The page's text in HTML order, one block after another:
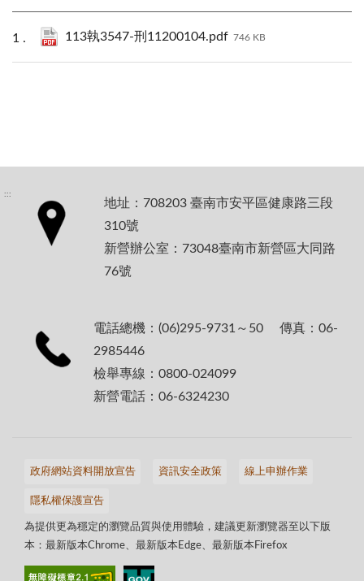
113執3547-刑11200104.pdf 746 KB
:::
地址：708203 臺南市安平區健康路三段
310號
新營辦公室：73048臺南市新營區大同路
76號
電話總機：(06)295-9731～50 傳真：06-
2985446
檢舉專線：0800-024099
新營電話：06-6324230
政府網站資料開放宣告 資訊安全政策 線上申辦作業
隱私權保護宣告
為提供更為穩定的瀏覽品質與使用體驗，建議更新瀏覽器至以下版
本：最新版本Chrome、最新版本Edge、最新版本Firefox